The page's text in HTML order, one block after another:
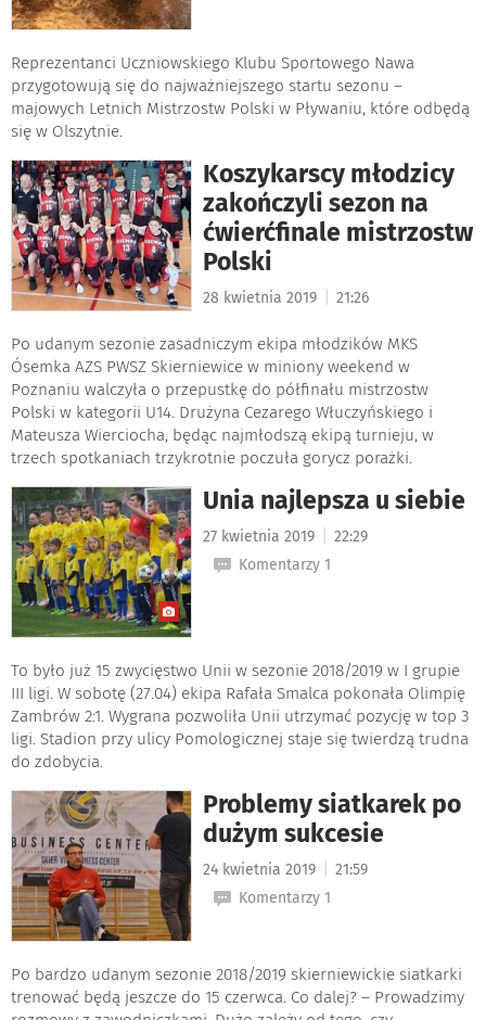
Reprezentanci Uczniowskiego Klubu Sportowego Nawa
przygotowują się do najważniejszego startu sezonu –
majowych Letnich Mistrzostw Polski w Pływaniu, które odbędą
się w Olszytnie.
Koszykarscy młodzicy
zakończyli sezon na
ćwierćfinale mistrzostw
Polski
28 kwietnia 2019 21:26
Po udanym sezonie zasadniczym ekipa młodzików MKS
Ósemka AZS PWSZ Skierniewice w miniony weekend w
Poznaniu walczyła o przepustkę do półfinału mistrzostw
Polski w kategorii U14. Drużyna Cezarego Włuczyńskiego i
Mateusza Wierciocha, będąc najmłodszą ekipą turnieju, w
trzech spotkaniach trzykrotnie poczuła gorycz porażki.
Unia najlepsza u siebie
27 kwietnia 2019
22:29
Komentarzy 1
To było już 15 zwycięstwo Unii w sezonie 2018/2019 w I grupie
III ligi. W sobotę (27.04) ekipa Rafała Smalca pokonała Olimpię
Zambrów 2:1. Wygrana pozwoliła Unii utrzymać pozycję w top 3
ligi. Stadion przy ulicy Pomologicznej staje się twierdzą trudna
do zdobycia.
Problemy siatkarek po
dużym sukcesie
24 kwietnia 2019
21:59
Komentarzy 1
Po bardzo udanym sezonie 2018/2019 skierniewickie siatkarki
trenować będą jeszcze do 15 czerwca. Co dalej? – Prowadzimy